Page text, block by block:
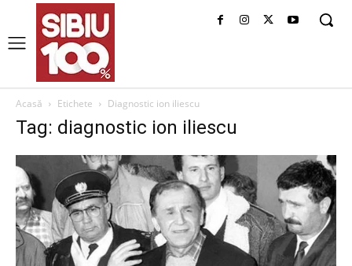
Acasă Etichete Diagnostic ion iliescu
Tag: diagnostic ion iliescu